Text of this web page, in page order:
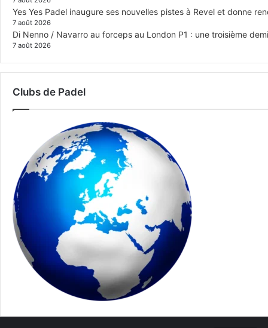
Yes Yes Padel inaugure ses nouvelles pistes à Revel et donne
7 août 2026
Di Nenno / Navarro au forceps au London P1 : une troisième
7 août 2026
Clubs de Padel